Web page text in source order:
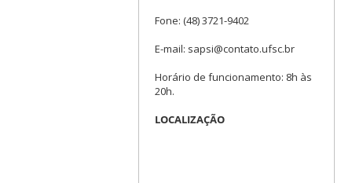
Fone: (48) 3721-9402
E-mail: sapsi@contato.ufsc.br
Horário de funcionamento: 8h às
20h.
LOCALIZAÇÃO